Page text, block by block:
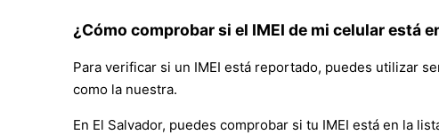
¿Cómo comprobar si el IMEI de mi celular está
Para verificar si un IMEI está reportado, puedes utilizar
como la nuestra.
En El Salvador, puedes comprobar si tu IMEI está en la